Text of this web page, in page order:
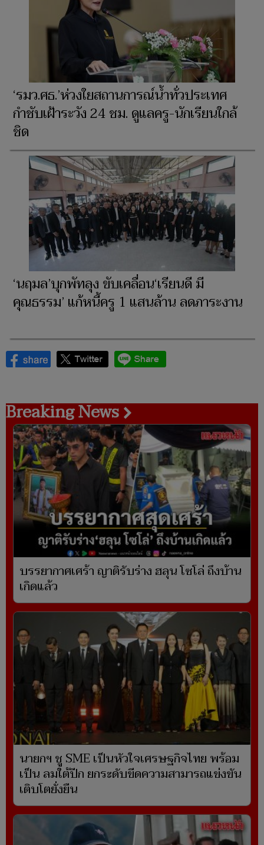
‘รมว.ศธ.’ห่วงใยสถานการณ์น้ำทั่วประเทศ
กำชับเฝ้าระวัง 24 ชม. ดูแลครู-นักเรียนใกล้
ชิด
‘นฤมล’บุกพัทลุง ขับเคลื่อน‘เรียนดี มี
คุณธรรม’ แก้หนี้ครู 1 แสนล้าน ลดภาระงาน
Breaking News
บรรยากาศเศร้า ญาติรับร่าง ฮลุน โซโล่ ถึงบ้าน
เกิดแล้ว
นายกฯ ชู SME เป็นหัวใจเศรษฐกิจไทย พร้อม
เป็น ลมใต้ปีก ยกระดับขีดความสามารถแข่งขัน
เติบโตยั่งยืน